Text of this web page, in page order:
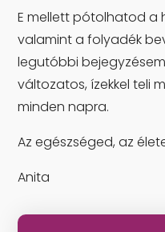
E mellett pótolhatod a
valamint a folyadék
legutóbbi
változatos, ízekkel teli
minden napra.
Az egészséged, az
Anita